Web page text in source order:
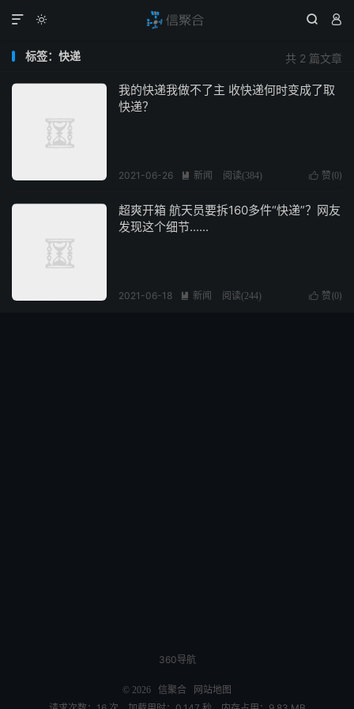
  

共 2 篇文章
标签：快递
我的快递我做不了主 收快递何时变成了取
快递？
 赞(0)
2021-06-26  新闻 阅读(384)
超爽开箱 航天员要拆160多件“快递”？网友
发现这个细节......
 赞(0)
2021-06-18  新闻 阅读(244)
360导航
© 2026 信聚合 网站地图